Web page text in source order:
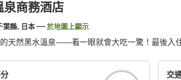
泉商務酒店
葉縣, 日本 於地圖上顯示
天然黑水溫泉——看一眼就會大吃一驚！最後入
交